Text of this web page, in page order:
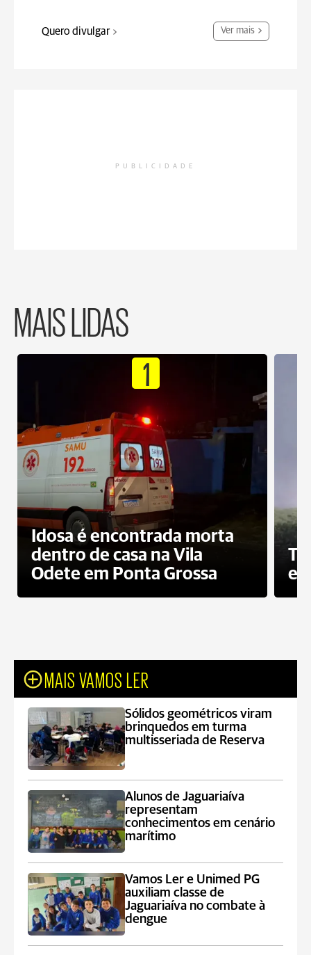
Quero divulgar Ver mais
PUBLICIDADE
MAIS LIDAS
1
Idosa é encontrada morta
dentro de casa na Vila
Odete em Ponta Grossa
e
MAIS VAMOS LER
Sólidos geométricos viram
brinquedos em turma
multisseriada de Reserva
Alunos de Jaguariaíva
representam
conhecimentos em cenário
marítimo
Vamos Ler e Unimed PG
auxiliam classe de
Jaguariaíva no combate à
dengue